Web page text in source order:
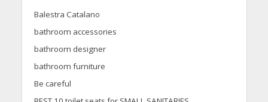
Balestra Catalano
bathroom accessories
bathroom designer
bathroom furniture
Be careful